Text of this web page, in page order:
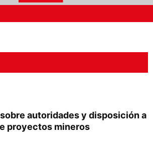
autoridades y disposición a
proyectos mineros